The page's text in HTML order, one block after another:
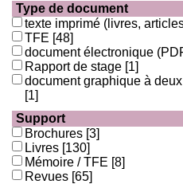
Type de document
texte imprimé (livres,
TFE [48]
document électronique
Rapport de stage [1]
document graphique à
[1]
Support
Brochures [3]
Livres [130]
Mémoire / TFE [8]
Revues [65]